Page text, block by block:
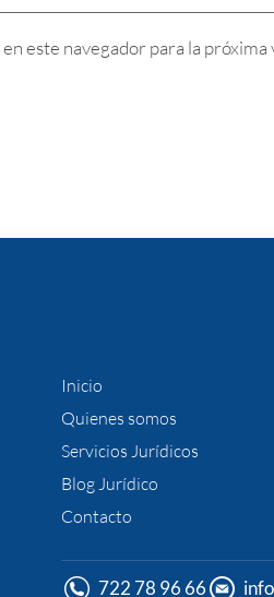
este navegador para la próxima
Inicio
Quienes somos
Servicios Jurídicos
Blog Jurídico
Contacto
722 78 96 66